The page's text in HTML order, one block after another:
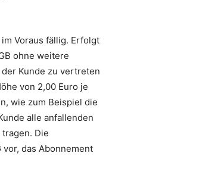
Voraus fällig. Erfolgt
ohne weitere
Kunde zu vertreten
von 2,00 Euro je
wie zum Beispiel die
alle anfallenden
Die
das Abonnement